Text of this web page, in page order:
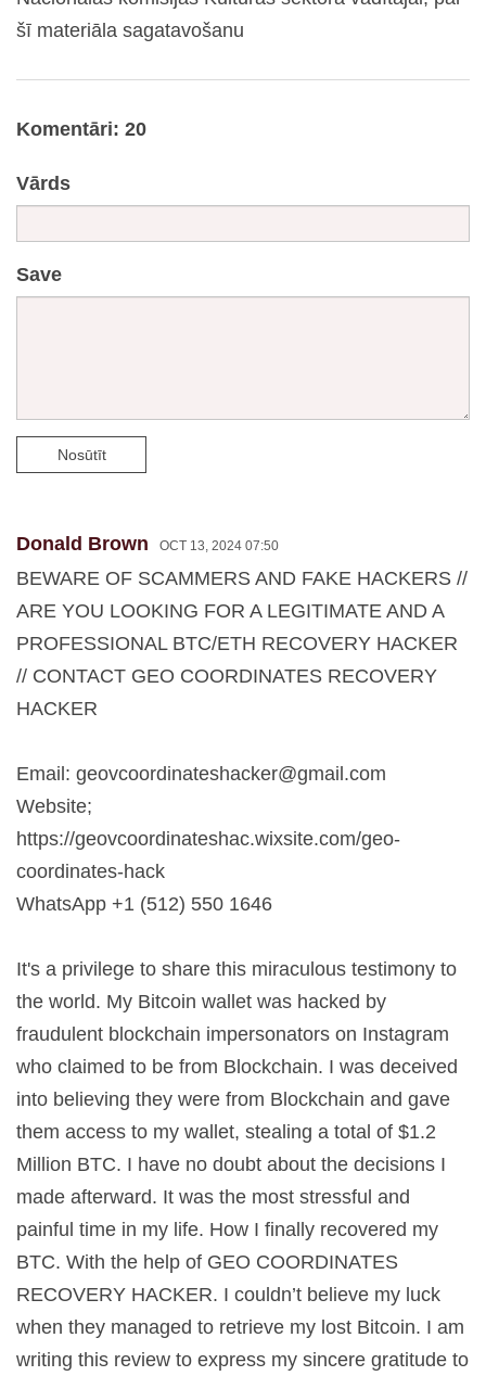
šī materiāla sagatavošanu
Komentāri: 20
Vārds
Save
Nosūtīt
Donald Brown OCT 13, 2024 07:50
BEWARE OF SCAMMERS AND FAKE HACKERS //
ARE YOU LOOKING FOR A LEGITIMATE AND A
PROFESSIONAL BTC/ETH RECOVERY HACKER
// CONTACT GEO COORDINATES RECOVERY
HACKER
Email: geovcoordinateshacker@gmail.com
Website;
https://geovcoordinateshac.wixsite.com/geo-
coordinates-hack
WhatsApp +1 (512) 550 1646
It's a privilege to share this miraculous testimony to
the world. My Bitcoin wallet was hacked by
fraudulent blockchain impersonators on Instagram
who claimed to be from Blockchain. I was deceived
into believing they were from Blockchain and gave
them access to my wallet, stealing a total of $1.2
Million BTC. I have no doubt about the decisions I
made afterward. It was the most stressful and
painful time in my life. How I finally recovered my
BTC. With the help of GEO COORDINATES
RECOVERY HACKER. I couldn’t believe my luck
when they managed to retrieve my lost Bitcoin. I am
writing this review to express my sincere gratitude to